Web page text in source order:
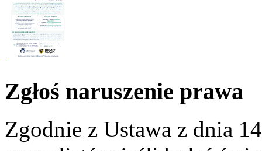
Zgłoś naruszenie prawa
Zgodnie z Ustawa z dnia